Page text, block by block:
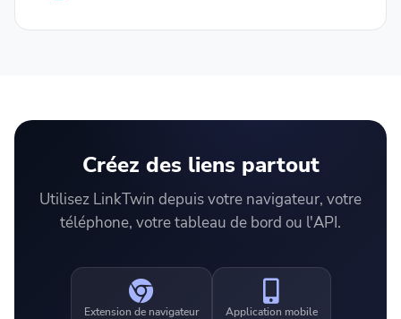
Créez des liens partout
Utilisez LinkTwin depuis votre navigateur, votre
téléphone, votre tableau de bord ou l'API.
Extension de navigateur Application mobile